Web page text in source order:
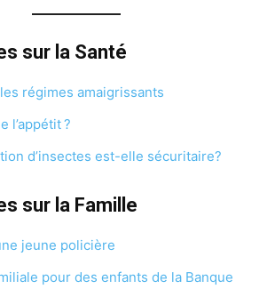
sur la Santé
régimes amaigrissants
l’appétit ?
d’insectes est-elle sécuritaire?
sur la Famille
jeune policière
pour des enfants de la Banque